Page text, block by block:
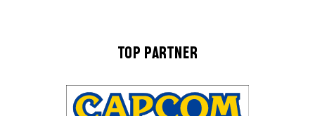
TOP PARTNER